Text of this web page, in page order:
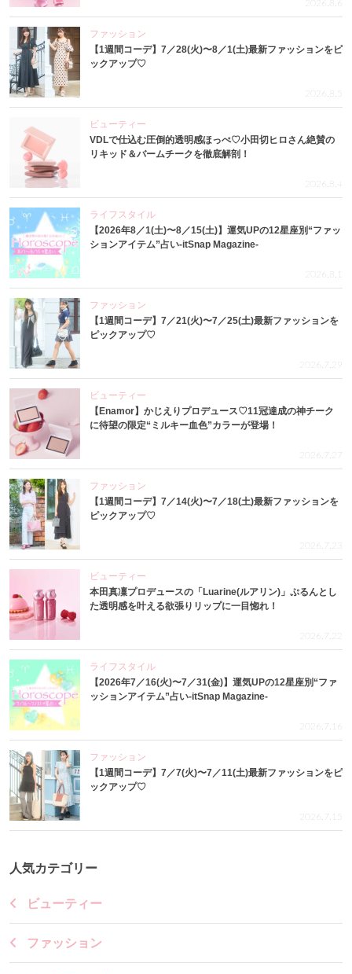
2026.8.6
ファッション
【1週間コーデ】7／28(火)〜8／1(土)最新ファッションをピ
ックアップ♡
2026.8.5
ビューティー
VDLで仕込む圧倒的透明感ほっぺ♡小田切ヒロさん絶賛の
リキッド＆バームチークを徹底解剖！
2026.8.4
ライフスタイル
【2026年8／1(土)〜8／15(土)】運気UPの12星座別“ファッ
ションアイテム”占い-itSnap Magazine-
2026.8.1
ファッション
【1週間コーデ】7／21(火)〜7／25(土)最新ファッションを
ピックアップ♡
2026.7.29
ビューティー
【Enamor】かじえりプロデュース♡11冠達成の神チーク
に待望の限定“ミルキー血色”カラーが登場！
2026.7.27
ファッション
【1週間コーデ】7／14(火)〜7／18(土)最新ファッションを
ピックアップ♡
2026.7.23
ビューティー
本田真凜プロデュースの「Luarine(ルアリン)」ぷるんとし
た透明感を叶える欲張りリップに一目惚れ！
2026.7.22
ライフスタイル
【2026年7／16(火)〜7／31(金)】運気UPの12星座別“ファ
ッションアイテム”占い-itSnap Magazine-
2026.7.16
ファッション
【1週間コーデ】7／7(火)〜7／11(土)最新ファッションをピ
ックアップ♡
2026.7.15
人気カテゴリー
ビューティー
ファッション